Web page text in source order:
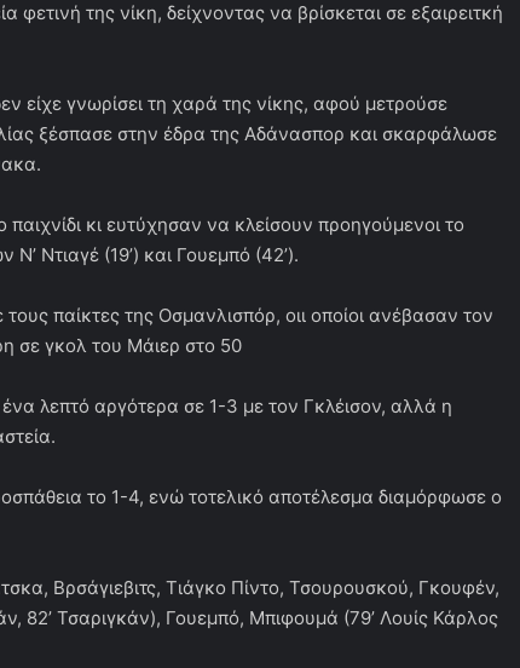
της νίκη, δείχνοντας να βρίσκεται σε εξαιρειτκή
είχε γνωρίσει τη χαρά της νίκης, αφού μετρούσε
ξέσπασε στην έδρα της Αδάνασπορ και σκαρφάλωσε
κι ευτύχησαν να κλείσουν προηγούμενοι το
Ντιαγέ (19’) και Γουεμπό (42’).
παίκτες της Οσμανλισπόρ, οιι οποίοι ανέβασαν τον
σε γκολ του Μάιερ στο 50
λεπτό αργότερα σε 1-3 με τον Γκλέισον, αλλά η
το 1-4, ενώ τοτελικό αποτέλεσμα διαμόρφωσε ο
Βρσάγιεβιτς, Τιάγκο Πίντο, Τσουρουσκού, Γκουφέν,
82’ Τσαριγκάν), Γουεμπό, Μπιφουμά (79’ Λουίς Κάρλος